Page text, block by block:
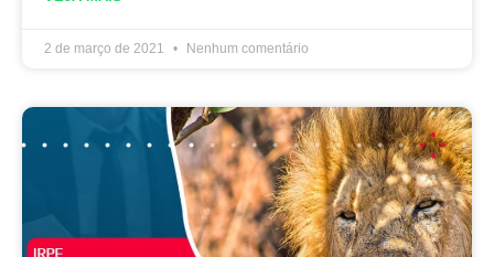
2 de março de 2021 Nenhum comentário